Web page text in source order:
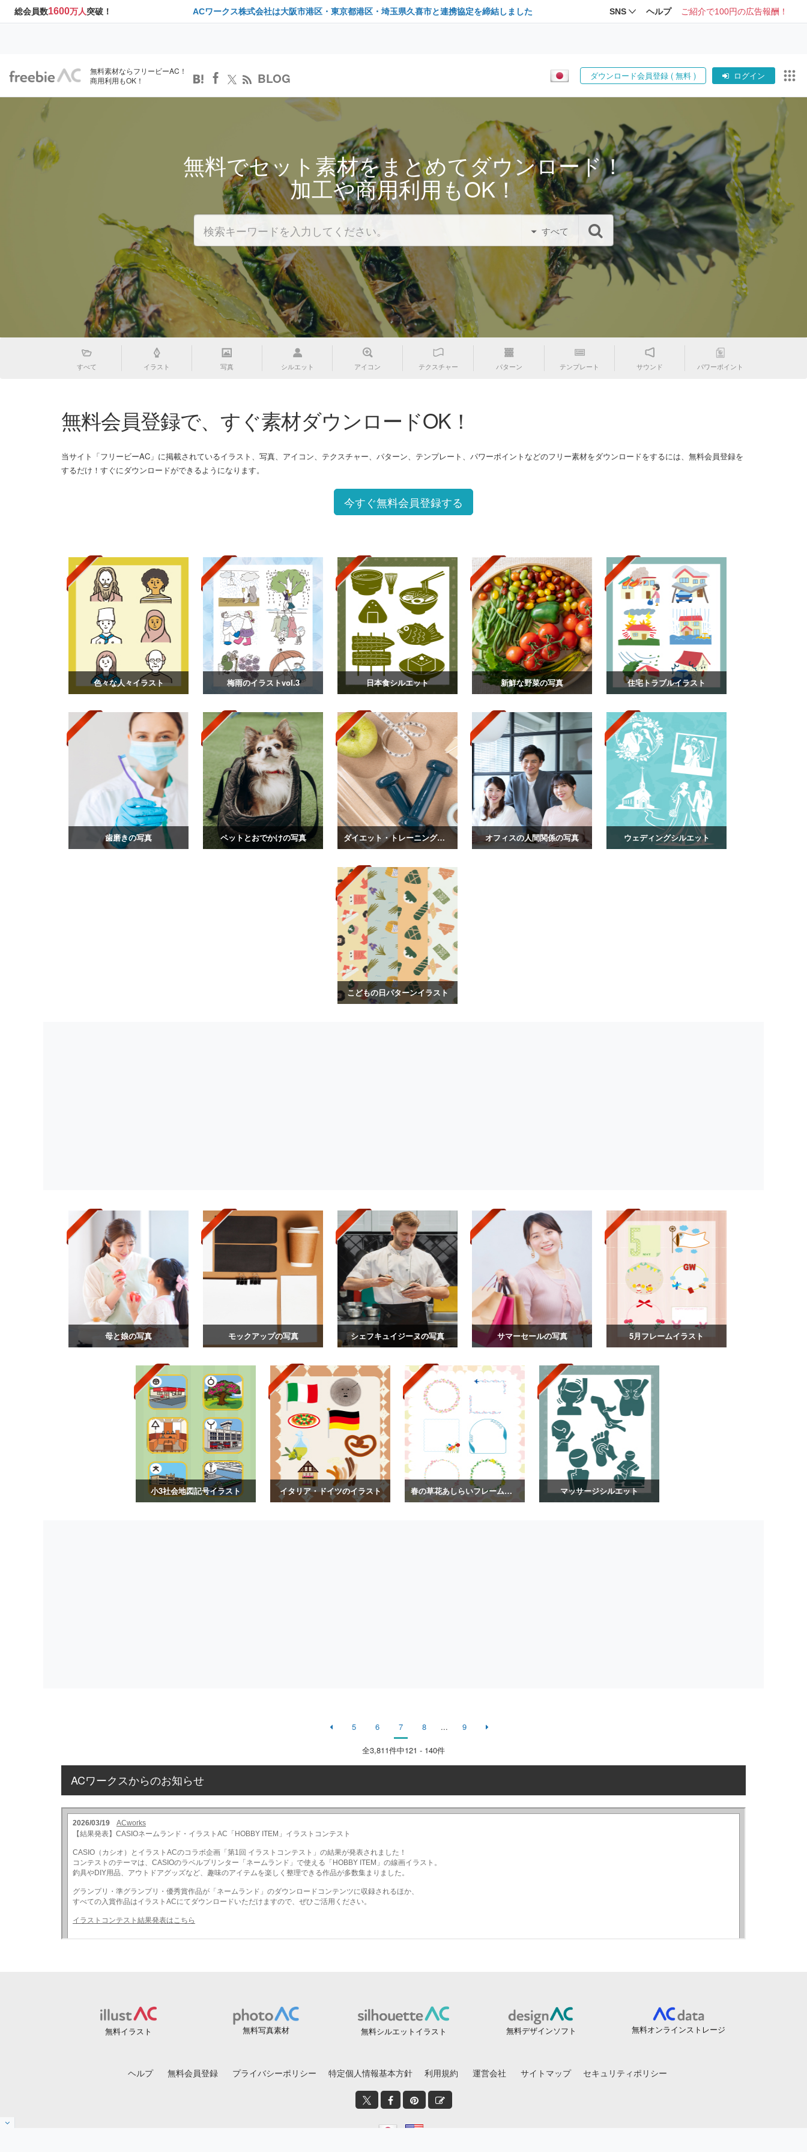
総会員数1600万人突破！ ACワークス株式会社は大阪市港区・東京都港区・埼玉県久喜市と連携協定を締結しました SNS ヘルプ ご紹介で100円の広告報酬！
無料素材ならフリービーAC！
商用利用もOK！
BLOG ダウンロード会員登録 ( 無料 ) ログイン
無料でセット素材をまとめてダウンロード！
加工や商用利用もOK！
すべて
すべて イラスト 写真 シルエット アイコン テクスチャー パターン テンプレート サウンド パワーポイント
無料会員登録で、すぐ素材ダウンロードOK！
当サイト「フリービーAC」に掲載されているイラスト、写真、アイコン、テクスチャー、パターン、テンプレート、パワーポイントなどのフリー素材をダウンロードをするには、無料会員登録を
するだけ！すぐにダウンロードができるようになります。
今すぐ無料会員登録する
色々な人々イラスト 梅雨のイラストvol.3 日本食シルエット 新鮮な野菜の写真 住宅トラブルイラスト
歯磨きの写真 ペットとおでかけの写真 ダイエット・トレーニングの写真 オフィスの人間関係の写真 ウェディングシルエット
こどもの日パターンイラスト
母と娘の写真 モックアップの写真 シェフキュイジーヌの写真 サマーセールの写真 5月フレームイラスト
小3社会地図記号イラスト イタリア・ドイツのイラスト 春の草花あしらいフレームイラスト マッサージシルエット
5 6 7 8 ... 9
全3,811件中121 - 140件
ACワークスからのお知らせ
無料イラスト 無料写真素材 無料シルエットイラスト 無料デザインソフト 無料オンラインストレージ
ヘルプ 無料会員登録 プライバシーポリシー 特定個人情報基本方針 利用規約 運営会社 サイトマップ セキュリティポリシー